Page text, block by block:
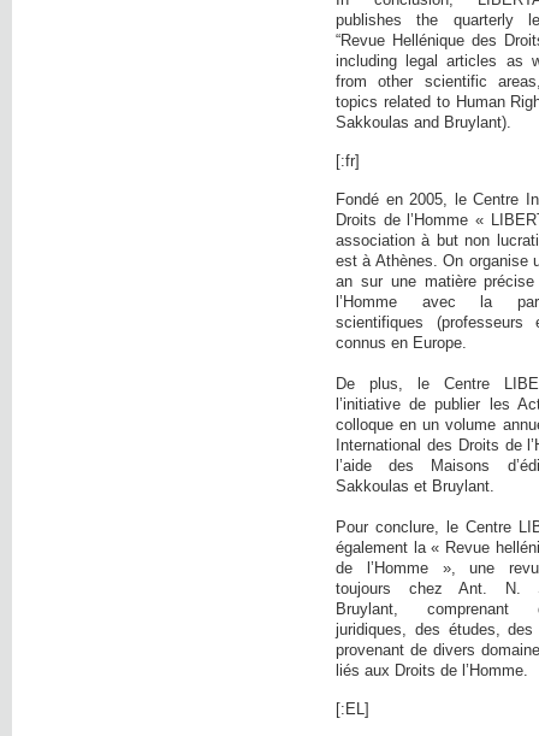
publishes the quarterly
“Revue Hellénique des
including legal articles as
from other scientific
topics related to Human
Sakkoulas and Bruylant).
[:fr]
Fondé en 2005, le Centre
Droits de l’Homme «
association à but non
est à Athènes. On organise
an sur une matière
l’Homme avec la
scientifiques
connus en Europe.
De plus, le Centre
l’initiative de publier les
colloque en un volume
International des Droits de
l’aide des Maisons
Sakkoulas et Bruylant.
Pour conclure, le Centre
également la « Revue
de l’Homme », une
toujours chez Ant. N.
Bruylant, comprenant
juridiques, des études, des
provenant de divers
liés aux Droits de l’Homme.
[:EL]